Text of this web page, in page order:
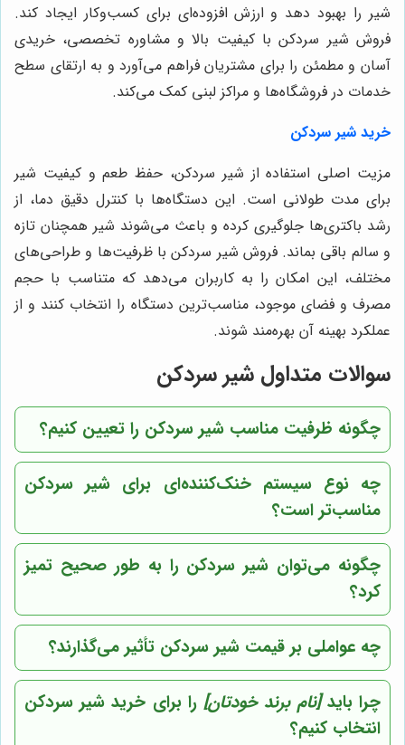
شیر را بهبود دهد و ارزش افزوده‌ای برای کسب‌وکار ایجاد کند.
فروش شیر سردکن با کیفیت بالا و مشاوره تخصصی، خریدی
آسان و مطمئن را برای مشتریان فراهم می‌آورد و به ارتقای سطح
خدمات در فروشگاه‌ها و مراکز لبنی کمک می‌کند.
خرید شیر سردکن
مزیت اصلی استفاده از شیر سردکن، حفظ طعم و کیفیت شیر
برای مدت طولانی است. این دستگاه‌ها با کنترل دقیق دما، از
رشد باکتری‌ها جلوگیری کرده و باعث می‌شوند شیر همچنان تازه
و سالم باقی بماند. فروش شیر سردکن با ظرفیت‌ها و طراحی‌های
مختلف، این امکان را به کاربران می‌دهد که متناسب با حجم
مصرف و فضای موجود، مناسب‌ترین دستگاه را انتخاب کنند و از
عملکرد بهینه آن بهره‌مند شوند.
سوالات متداول شیر سردکن
چگونه ظرفیت مناسب شیر سردکن را تعیین کنیم؟
چه نوع سیستم خنک‌کننده‌ای برای شیر سردکن
مناسب‌تر است؟
چگونه می‌توان شیر سردکن را به طور صحیح تمیز
کرد؟
چه عواملی بر قیمت شیر سردکن تأثیر می‌گذارند؟
چرا باید[نام برند خودتان]را برای خرید شیر سردکن
انتخاب کنیم؟